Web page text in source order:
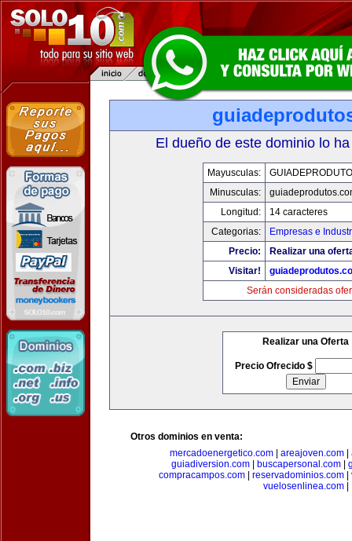
El dueño de este dominio lo
Mayusculas:
Minusculas:
Longitud:
14 caracteres
Categorias:
Empresas e
Precio:
Realizar una
Visitar!
Serán consideradas
Realizar una Oferta
Precio Ofrecido $
Otros dominios en venta:
mercadoenergetico.com| areajoven.com|
guiadiversion.com| buscapersonal.com|
compracampos.com| reservadominios.com|
vuelosenlinea.com|